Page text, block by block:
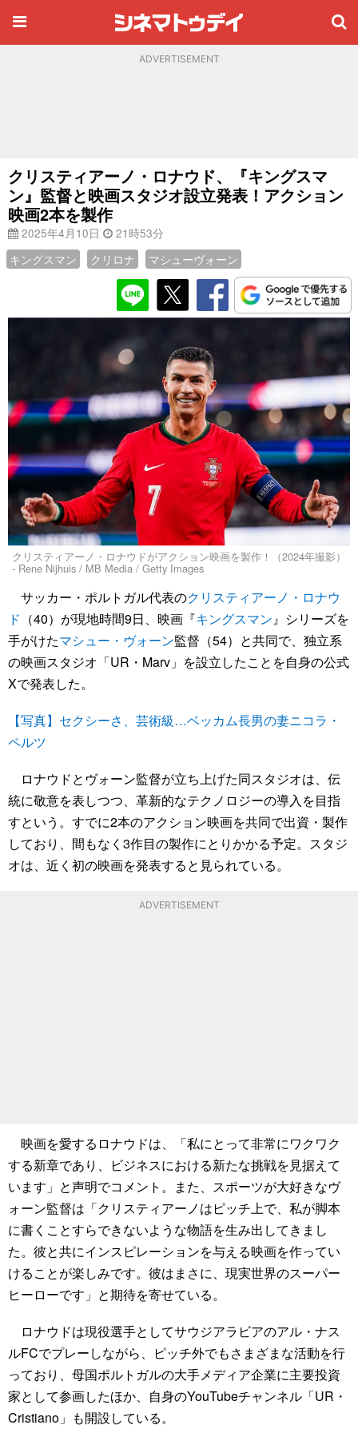
ADVERTISEMENT
クリスティアーノ・ロナウド、『キングスマ
ン』監督と映画スタジオ設立発表！アクション
映画2本を製作
2025年4月10日
21時53分
キングスマン
クリロナ マシューヴォーン
クリスティアーノ・ロナウドがアクション映画を製作！（2024年撮影）
- Rene Nijhuis / MB Media / Getty Images
サッカー・ポルトガル代表のクリスティアーノ・ロナウ
ド （40）が現地時間9日、映画『キングスマン 』シリーズを
手がけたマシュー・ヴォーン監督（54）と共同で、独立系
の映画スタジオ「UR・Marv」を設立したことを自身の公式
Xで発表した。
【写真】セクシーさ、芸術級…ベッカム長男の妻ニコラ・
ペルツ
ロナウドとヴォーン監督が立ち上げた同スタジオは、伝
統に敬意を表しつつ、革新的なテクノロジーの導入を目指
すという。すでに2本のアクション映画を共同で出資・製作
しており、間もなく3作目の製作にとりかかる予定。スタジ
オは、近く初の映画を発表すると見られている。
ADVERTISEMENT
映画を愛するロナウドは、「私にとって非常にワクワク
する新章であり、ビジネスにおける新たな挑戦を見据えて
います」と声明でコメント。また、スポーツが大好きなヴ
ォーン監督は「クリスティアーノはピッチ上で、私が脚本
に書くことすらできないような物語を生み出してきまし
た。彼と共にインスピレーションを与える映画を作ってい
けることが楽しみです。彼はまさに、現実世界のスーパー
ヒーローです」と期待を寄せている。
ロナウドは現役選手としてサウジアラビアのアル・ナス
ルFCでプレーしながら、ピッチ外でもさまざまな活動を行
っており、母国ポルトガルの大手メディア企業に主要投資
家として参画したほか、自身のYouTubeチャンネル「UR・
Cristiano」も開設している。